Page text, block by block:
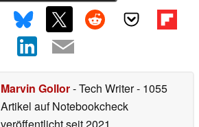
Marvin Gollor- Tech Writer- 1055
Artikel auf Notebookcheck